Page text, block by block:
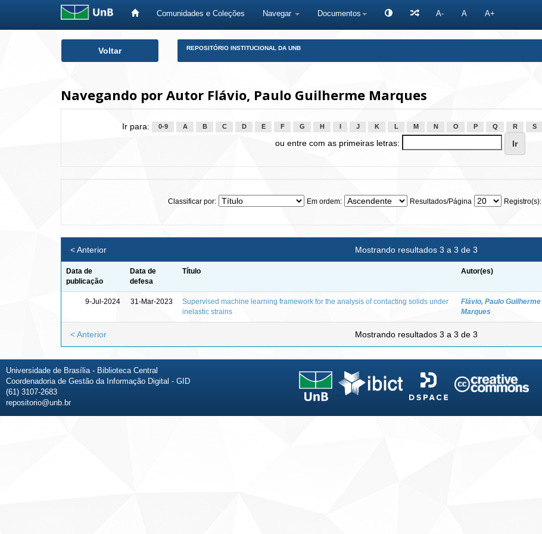
Comunidades e Coleções Navegar Documentos A- A A+
Voltar REPOSITÓRIO INSTITUCIONAL DA UNB
Navegando por Autor Flávio, Paulo Guilherme Marques
Ir para: 0-9 A B C D E F G H J K L M N O P Q R S
ou entre com as primeiras letras:
Classificar por: Em ordem: Resultados/Página Registro(s):
Mostrando resultados 3 a 3 de 3
< Anterior
Data de
publicação
Data de
defesa
Título Autor(es)
9-Jul-2024 31-Mar-2023
Supervised machine learning framework for the analysis of contacting solids under
inelastic strains
Flávio, Paulo Guilherme
Marques
Mostrando resultados 3 a 3 de 3
< Anterior
Universidade de Brasília - Biblioteca Central
Coordenadoria de Gestão da Informação Digital - GID
(61) 3107-2683
repositorio@unb.br